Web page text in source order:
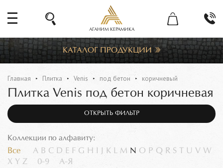
АГАНИМ КЕРАМИКА
КАТАЛОГ ПРОДУКЦИИ
Главная Плитка Venis под бетон коричневый
Плитка Venis под бетон коричневая
ОТКРЫТЬ ФИЛЬТР
Коллекции по алфавиту:
Все A B C D E F G H K L M N O P Q R S U V W
X Y Z 0-9 А-Я